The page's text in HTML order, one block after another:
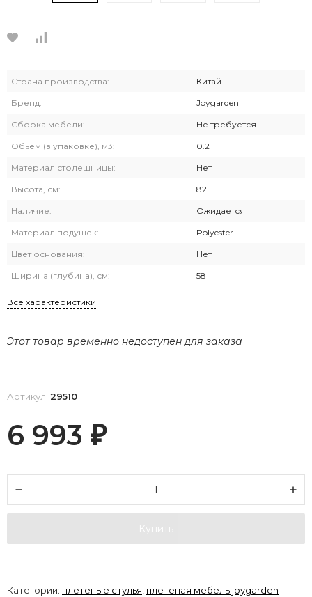
Страна производства: Китай
Бренд: Joygarden
Сборка мебели: Не требуется
Обьем (в упаковке), м3: 0.2
Материал столешницы: Нет
Высота, см: 82
Наличие: Ожидается
Материал подушек: Polyester
Цвет основания: Нет
Ширина (глубина), см: 58
Все характеристики
Этот товар временно недоступен для заказа
Артикул: 29510
6 993 ₽
Купить
Категории: плетеные стулья, плетеная мебель joygarden